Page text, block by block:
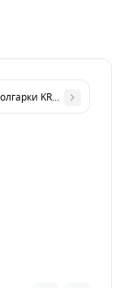
12KRAISSMANN